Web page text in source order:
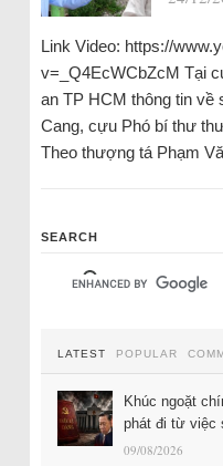
Link Video: https://
v=_Q4EcWCbZcM Tại
an TP HCM thông tin về
Cang, cựu Phó bí thư
Theo thượng tá Phạm
SEARCH
LATEST POPULAR
Khúc ngoặt
phát đi từ việc
09/08/2026